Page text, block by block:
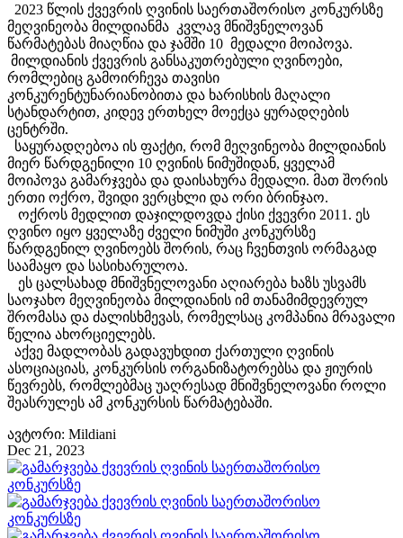
2023 წლის ქვევრის ღვინის საერთაშორისო კონკურსზე
მეღვინეობა მილდიანმა კვლავ მნიშვნელოვან
წარმატებას მიაღწია და ჯამში 10 მედალი მოიპოვა.
მილდიანის ქვევრის განსაკუთრებული ღვინოები,
რომლებიც გამოირჩევა თავისი
კონკურენტუნარიანობითა და ხარისხის მაღალი
სტანდარტით, კიდევ ერთხელ მოექცა ყურადღების
ცენტრში.
საყურადღებოა ის ფაქტი, რომ მეღვინეობა მილდიანის
მიერ წარდგენილი 10 ღვინის ნიმუშიდან, ყველამ
მოიპოვა გამარჯვება და დაისახურა მედალი. მათ შორის
ერთი ოქრო, შვიდი ვერცხლი და ორი ბრინჯაო.
ოქროს მედლით დაჯილდოვდა ქისი ქვევრი 2011. ეს
ღვინო იყო ყველაზე ძველი ნიმუში კონკურსზე
წარდგენილ ღვინოებს შორის, რაც ჩვენთვის ორმაგად
საამაყო და სასიხარულოა.
ეს ცალსახად მნიშვნელოვანი აღიარება ხაზს უსვამს
საოჯახო მეღვინეობა მილდიანის იმ თანამიმდევრულ
შრომასა და ძალისხმევას, რომელსაც კომპანია მრავალი
წელია ახორციელებს.
აქვე მადლობას გადავუხდით ქართული ღვინის
ასოციაციას, კონკურსის ორგანიზატორებსა და ჟიურის
წევრებს, რომლებმაც უაღრესად მნიშვნელოვანი როლი
შეასრულეს ამ კონკურსის წარმატებაში.
ავტორი: Mildiani
Dec 21, 2023